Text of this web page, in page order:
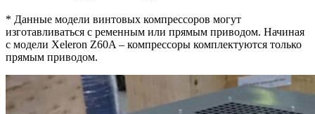
* Данные модели винтовых компрессоров могут
изготавливаться с ременным или прямым приводом. Начиная
с модели Xeleron Z60A – компрессоры комплектуются только
прямым приводом.